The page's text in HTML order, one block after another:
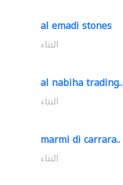
al emadi stones
البناء
al nabiha trading..
البناء
marmi di carrara..
البناء